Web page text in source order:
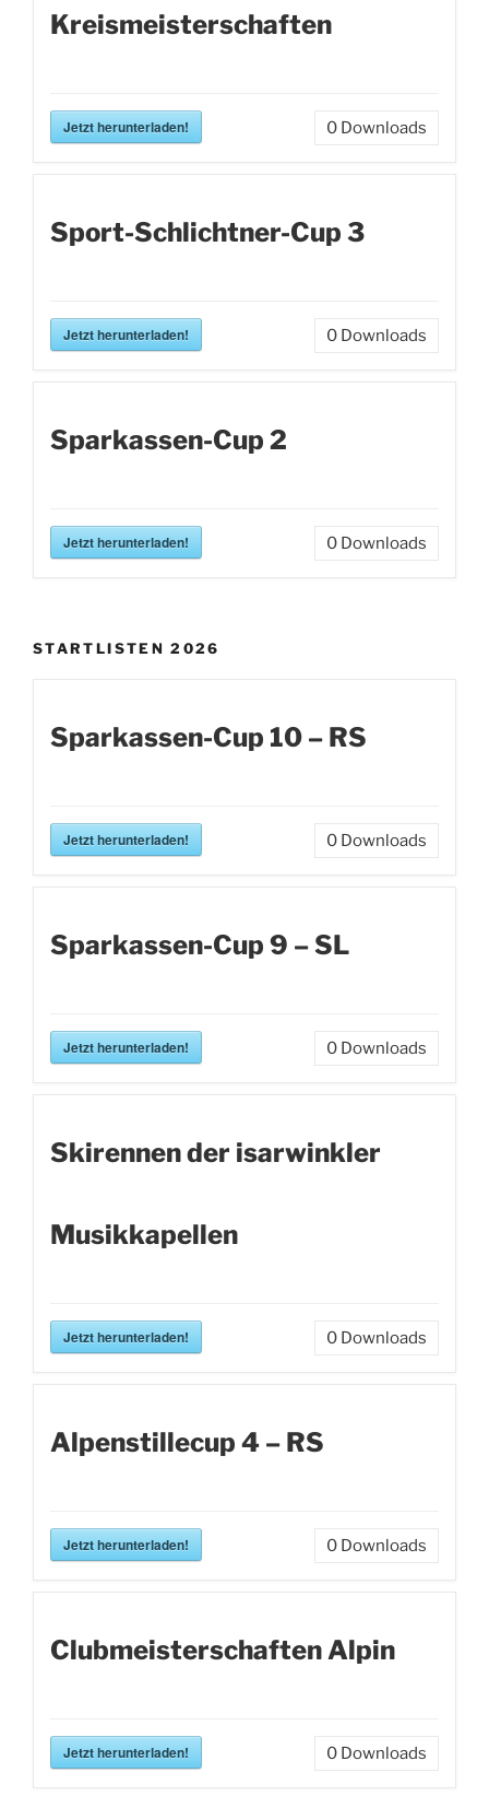
Kreismeisterschaften
Jetzt herunterladen! 0 Downloads
Sport-Schlichtner-Cup 3
Jetzt herunterladen! 0 Downloads
Sparkassen-Cup 2
Jetzt herunterladen! 0 Downloads
STARTLISTEN 2026
Sparkassen-Cup 10 – RS
Jetzt herunterladen! 0 Downloads
Sparkassen-Cup 9 – SL
Jetzt herunterladen! 0 Downloads
Skirennen der isarwinkler
Musikkapellen
Jetzt herunterladen! 0 Downloads
Alpenstillecup 4 – RS
Jetzt herunterladen! 0 Downloads
Clubmeisterschaften Alpin
Jetzt herunterladen! 0 Downloads